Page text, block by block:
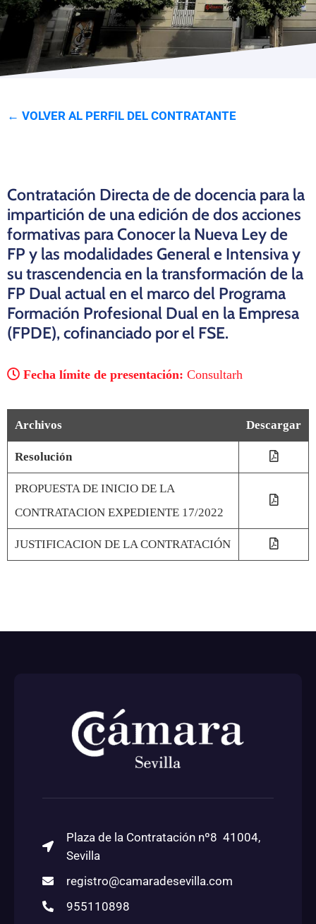
Programas
← VOLVER AL PERFIL DEL CONTRATANTE
Contratación Directa de de docencia para la
impartición de una edición de dos acciones
formativas para Conocer la Nueva Ley de
FP y las modalidades General e Intensiva y
su trascendencia en la transformación de la
FP Dual actual en el marco del Programa
Formación Profesional Dual en la Empresa
(FPDE), cofinanciado por el FSE.
Fecha límite de presentación: Consultarh
Archivos Descargar
Resolución
PROPUESTA DE INICIO DE LA
CONTRATACION EXPEDIENTE 17/2022
JUSTIFICACION DE LA CONTRATACIÓN
Plaza de la Contratación nº8 41004,
Sevilla
registro@camaradesevilla.com
955110898